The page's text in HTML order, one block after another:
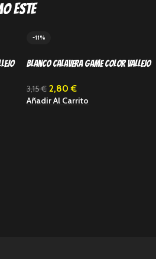
este
-11%
Blanco calavera Game Color Vallejo
3,15€ 2,80€
Añadir Al Carrito